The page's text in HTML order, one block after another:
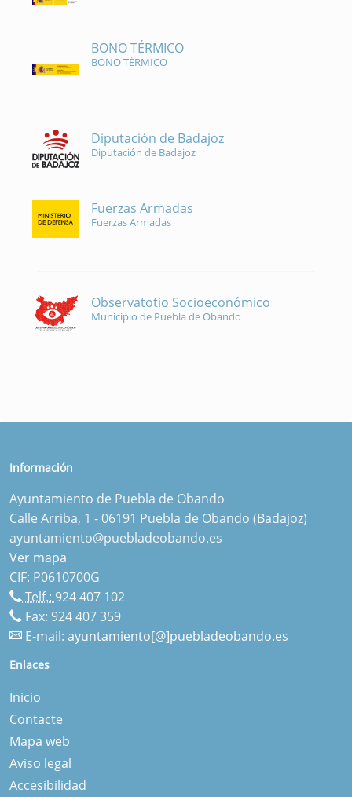
BONO TÉRMICO
BONO TÉRMICO
Diputación de Badajoz
Diputación de Badajoz
Fuerzas Armadas
Fuerzas Armadas
Observatotio Socioeconómico
Municipio de Puebla de Obando
Información
Ayuntamiento de Puebla de Obando
Calle Arriba, 1 - 06191 Puebla de Obando (Badajoz)
ayuntamiento@puebladeobando.es
Ver mapa
CIF: P0610700G
Telf.: 924 407 102
Fax: 924 407 359
E-mail: ayuntamiento[@]puebladeobando.es
Enlaces
Inicio
Contacte
Mapa web
Aviso legal
Accesibilidad